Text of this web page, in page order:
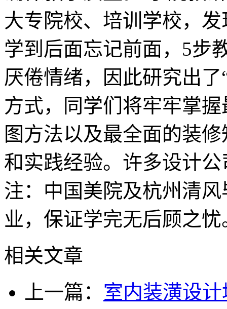
大专院校、培训学校，
学到后面忘记前面，5步
厌倦情绪，因此研究出
方式，同学们将牢牢掌
图方法以及最全面的装
和实践经验。许多设计
注：中国美院及杭州清
业，保证学完无后顾之忧
相关文章
上一篇： 室内装潢设